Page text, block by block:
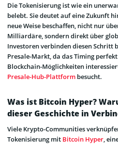
Die Tokenisierung ist wie ein
belebt. Sie deutet auf eine Zukunft
neue Weise beschaffen, nicht nur
Milliardäre, sondern direkt über
Investoren verbinden diesen Schritt
Presale-Markt, da das Timing
Blockchain-Möglichkeiten
Presale-Hub-Plattform besucht.
Was ist Bitcoin Hyper?
dieser Geschichte in
Viele Krypto-Communities
Tokenisierung mit Bitcoin Hyper,